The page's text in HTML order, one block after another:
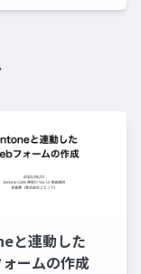
と連動した
ームの作成